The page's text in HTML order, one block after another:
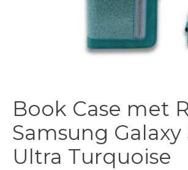
Book Case met
Samsung Galaxy
Ultra Turquoise